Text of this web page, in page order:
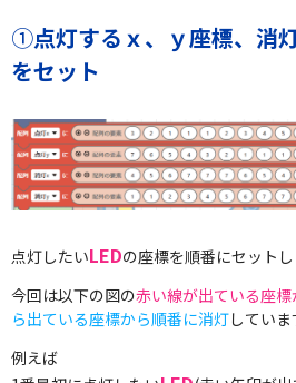
①点灯するｘ、ｙ座標、消
をセット
点灯したいLEDの座標を順番にセットし
今回は以下の図の赤い線が出ている座
ら出ている座標から順番に消灯していま
例えば